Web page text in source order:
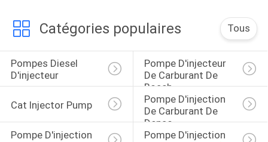
Catégories populaires Tous
Pompes Diesel
D'injecteur
Pompe D'injecteur
De Carburant De
Bosch
Cat Injector Pump
Pompe D'injection
De Carburant De
Denso
Pompe D'injection
Pompe D'injection